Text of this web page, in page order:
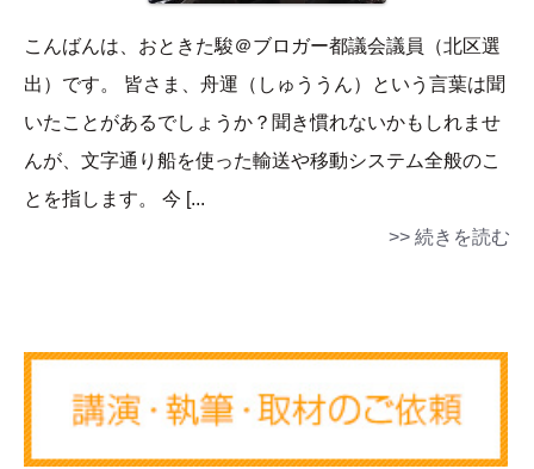
こんばんは、おときた駿＠ブロガー都議会議員（北区選
出）です。 皆さま、舟運（しゅううん）という言葉は聞
いたことがあるでしょうか？聞き慣れないかもしれませ
んが、文字通り船を使った輸送や移動システム全般のこ
とを指します。 今 [...
>> 続きを読む